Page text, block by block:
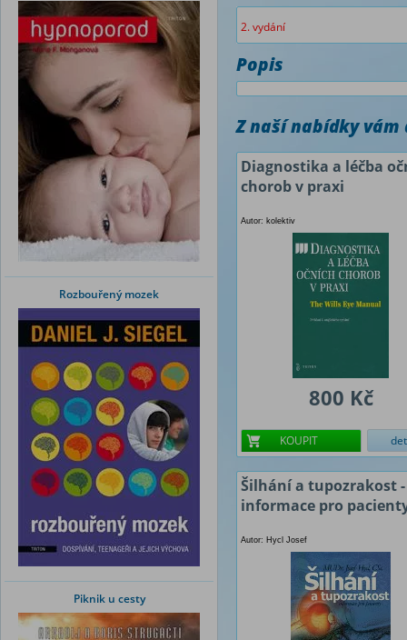
Rozbouřený mozek
Piknik u cesty
2. vydání
Popis
Z naší nabídky
Diagnostika a léčba
chorob v praxi
Autor: kolektiv
800 Kč
KOUPIT
Šilhání a tupozrakost -
informace pro
Autor: Hycl Josef